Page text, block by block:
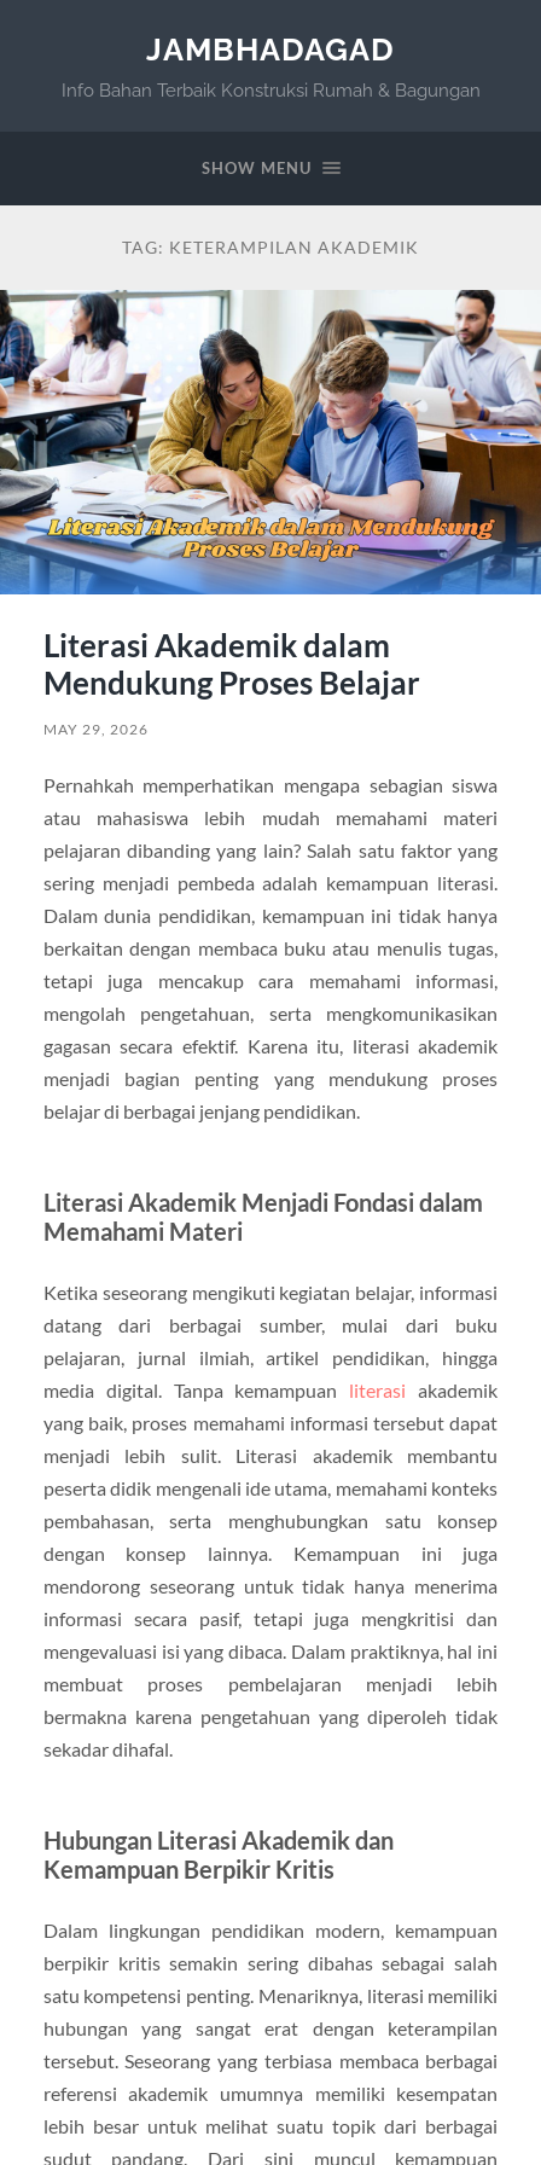
JAMBHADAGAD
Info Bahan Terbaik Konstruksi Rumah & Bagungan
SHOW MENU
TAG: KETERAMPILAN AKADEMIK
Literasi Akademik dalam
Mendukung Proses Belajar
MAY 29, 2026
Pernahkah memperhatikan mengapa sebagian siswa
atau mahasiswa lebih mudah memahami materi
pelajaran dibanding yang lain? Salah satu faktor yang
sering menjadi pembeda adalah kemampuan literasi.
Dalam dunia pendidikan, kemampuan ini tidak hanya
berkaitan dengan membaca buku atau menulis tugas,
tetapi juga mencakup cara memahami informasi,
mengolah pengetahuan, serta mengkomunikasikan
gagasan secara efektif. Karena itu, literasi akademik
menjadi bagian penting yang mendukung proses
belajar di berbagai jenjang pendidikan.
Literasi Akademik Menjadi Fondasi dalam
Memahami Materi
Ketika seseorang mengikuti kegiatan belajar, informasi
datang dari berbagai sumber, mulai dari buku
pelajaran, jurnal ilmiah, artikel pendidikan, hingga
media digital. Tanpa kemampuan literasi akademik
yang baik, proses memahami informasi tersebut dapat
menjadi lebih sulit. Literasi akademik membantu
peserta didik mengenali ide utama, memahami konteks
pembahasan, serta menghubungkan satu konsep
dengan konsep lainnya. Kemampuan ini juga
mendorong seseorang untuk tidak hanya menerima
informasi secara pasif, tetapi juga mengkritisi dan
mengevaluasi isi yang dibaca. Dalam praktiknya, hal ini
membuat proses pembelajaran menjadi lebih
bermakna karena pengetahuan yang diperoleh tidak
sekadar dihafal.
Hubungan Literasi Akademik dan
Kemampuan Berpikir Kritis
Dalam lingkungan pendidikan modern, kemampuan
berpikir kritis semakin sering dibahas sebagai salah
satu kompetensi penting. Menariknya, literasi memiliki
hubungan yang sangat erat dengan keterampilan
tersebut. Seseorang yang terbiasa membaca berbagai
referensi akademik umumnya memiliki kesempatan
lebih besar untuk melihat suatu topik dari berbagai
sudut pandang. Dari sini muncul kemampuan